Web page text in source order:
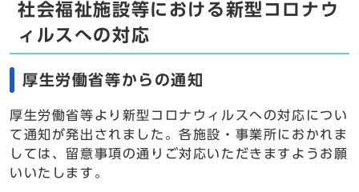
社会福祉施設等における新型コロナウ
ィルスへの対応
厚生労働省等からの通知
厚生労働省等より新型コロナウィルスへの対応につい
て通知が発出されました。各施設・事業所におかれま
しては、留意事項の通りご対応いただきますようお願
いいたします。